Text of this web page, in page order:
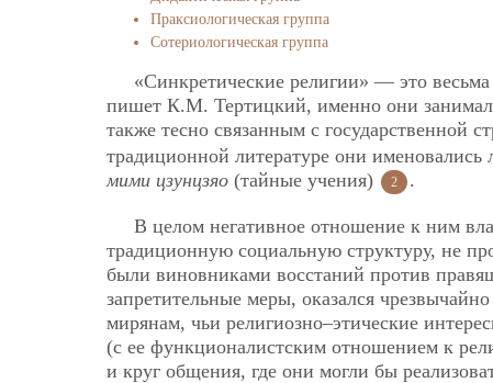
Праксиологическая группа
Сотериологическая группа
«Синкретические религии» — это
пишет К.М. Тертицкий, именно они
также тесно связанным с государственной
традиционной литературе они именовались
мими цзунцзяо (тайные учения) 2 .
В целом негативное отношение к ним
традиционную социальную структуру, не
были виновниками восстаний против
запретительные меры, оказался
мирянам, чьи религиозно–этические
(с ее функционалистским отношением к
и круг общения, где они могли бы